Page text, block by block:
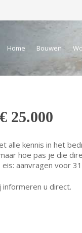
Home Bouwen
25.000
alle kennis in het
hoe pas je die
aanvragen voor
informeren u direct.